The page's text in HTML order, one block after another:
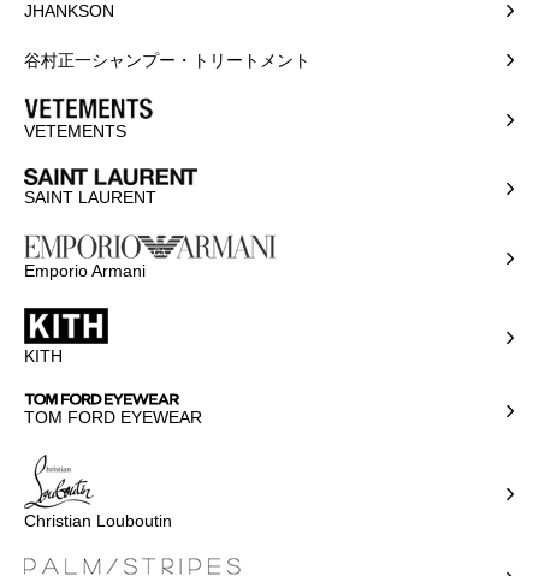
JHANKSON
谷村正一シャンプー・トリートメント
VETEMENTS
SAINT LAURENT
Emporio Armani
KITH
TOM FORD EYEWEAR
Christian Louboutin